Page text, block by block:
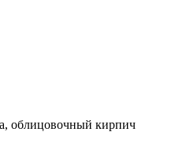
облицовочный кирпич